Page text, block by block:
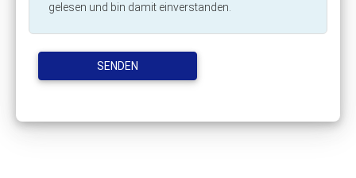
gelesen und bin damit einverstanden.